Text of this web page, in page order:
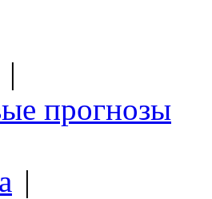
|
прогнозы
|